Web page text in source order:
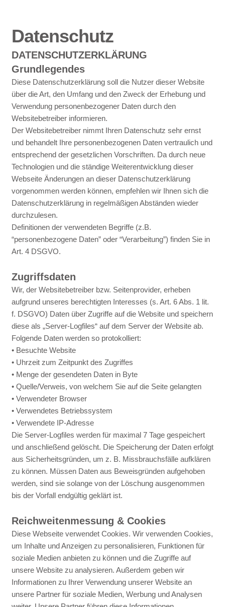
Datenschutz
DATENSCHUTZERKLÄRUNG
Grundlegendes
Diese Datenschutzerklärung soll die Nutzer dieser Website
über die Art, den Umfang und den Zweck der Erhebung und
Verwendung personenbezogener Daten durch den
Websitebetreiber informieren.
Der Websitebetreiber nimmt Ihren Datenschutz sehr ernst
und behandelt Ihre personenbezogenen Daten vertraulich und
entsprechend der gesetzlichen Vorschriften. Da durch neue
Technologien und die ständige Weiterentwicklung dieser
Webseite Änderungen an dieser Datenschutzerklärung
vorgenommen werden können, empfehlen wir Ihnen sich die
Datenschutzerklärung in regelmäßigen Abständen wieder
durchzulesen.
Definitionen der verwendeten Begriffe (z.B.
“personenbezogene Daten” oder “Verarbeitung”) finden Sie in
Art. 4 DSGVO.
Zugriffsdaten
Wir, der Websitebetreiber bzw. Seitenprovider, erheben
aufgrund unseres berechtigten Interesses (s. Art. 6 Abs. 1 lit.
f. DSGVO) Daten über Zugriffe auf die Website und speichern
diese als „Server-Logfiles“ auf dem Server der Website ab.
Folgende Daten werden so protokolliert:
• Besuchte Website
• Uhrzeit zum Zeitpunkt des Zugriffes
• Menge der gesendeten Daten in Byte
• Quelle/Verweis, von welchem Sie auf die Seite gelangten
• Verwendeter Browser
• Verwendetes Betriebssystem
• Verwendete IP-Adresse
Die Server-Logfiles werden für maximal 7 Tage gespeichert
und anschließend gelöscht. Die Speicherung der Daten erfolgt
aus Sicherheitsgründen, um z. B. Missbrauchsfälle aufklären
zu können. Müssen Daten aus Beweisgründen aufgehoben
werden, sind sie solange von der Löschung ausgenommen
bis der Vorfall endgültig geklärt ist.
Reichweitenmessung & Cookies
Diese Webseite verwendet Cookies. Wir verwenden Cookies,
um Inhalte und Anzeigen zu personalisieren, Funktionen für
soziale Medien anbieten zu können und die Zugriffe auf
unsere Website zu analysieren. Außerdem geben wir
Informationen zu Ihrer Verwendung unserer Website an
unsere Partner für soziale Medien, Werbung und Analysen